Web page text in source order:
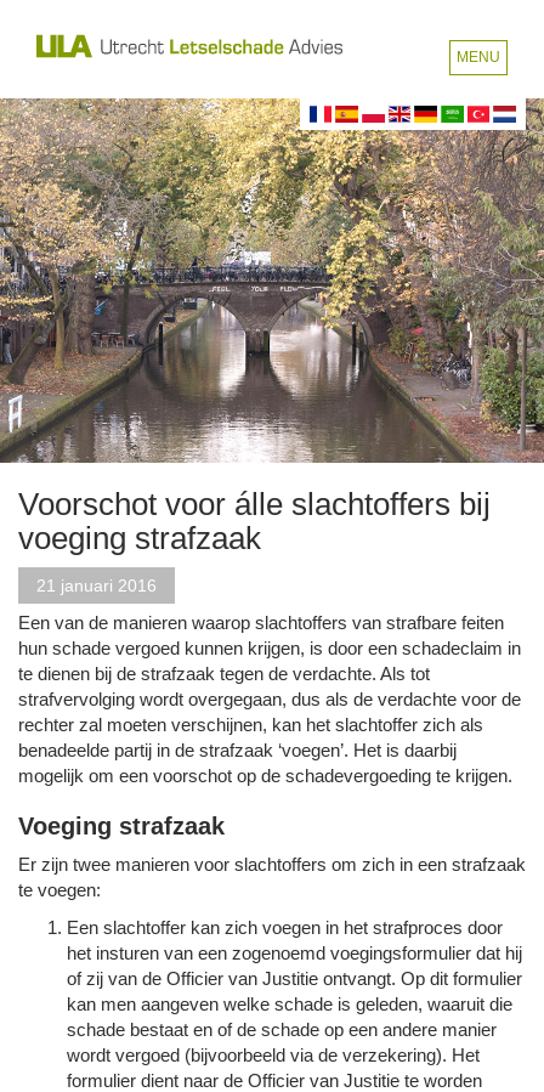
MENU
Voorschot voor álle slachtoffers bij
voeging strafzaak
21 januari 2016
Een van de manieren waarop slachtoffers van strafbare feiten
hun schade vergoed kunnen krijgen, is door een schadeclaim in
te dienen bij de strafzaak tegen de verdachte. Als tot
strafvervolging wordt overgegaan, dus als de verdachte voor de
rechter zal moeten verschijnen, kan het slachtoffer zich als
benadeelde partij in de strafzaak ‘voegen’. Het is daarbij
mogelijk om een voorschot op de schadevergoeding te krijgen.
Voeging strafzaak
Er zijn twee manieren voor slachtoffers om zich in een strafzaak
te voegen:
Een slachtoffer kan zich voegen in het strafproces door
het insturen van een zogenoemd voegingsformulier dat hij
of zij van de Officier van Justitie ontvangt. Op dit formulier
kan men aangeven welke schade is geleden, waaruit die
schade bestaat en of de schade op een andere manier
wordt vergoed (bijvoorbeeld via de verzekering). Het
formulier dient naar de Officier van Justitie te worden